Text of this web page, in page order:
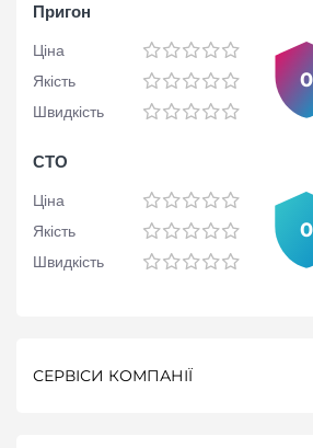
Пригон
Ціна
Якість
Швидкість
0
СТО
Ціна
Якість
Швидкість
0
СЕРВІСИ КОМПАНІЇ